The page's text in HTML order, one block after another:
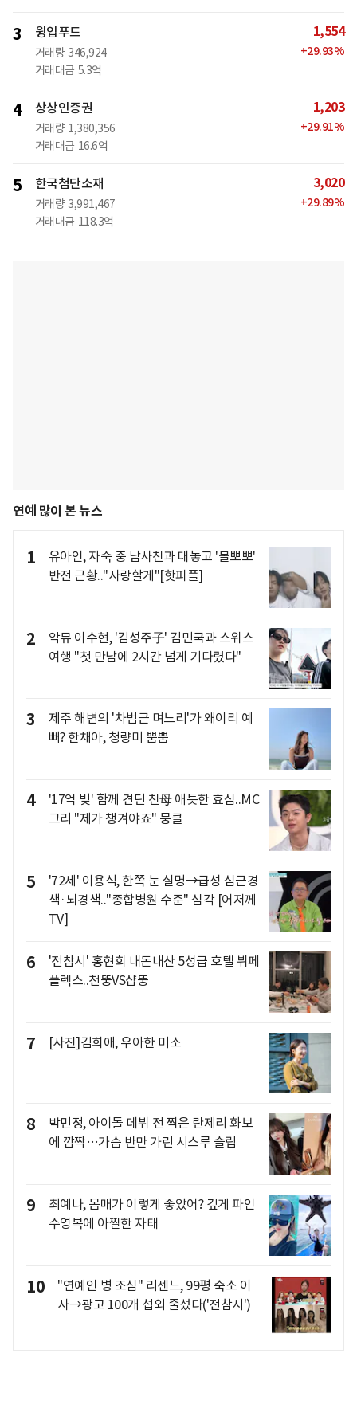
3 윙입푸드
거래량 346,924
거래대금 5.3억
1,554
+29.93%
4 상상인증권
거래량 1,380,356
거래대금 16.6억
1,203
+29.91%
5 한국첨단소재
거래량 3,991,467
거래대금 118.3억
3,020
+29.89%
연예 많이 본 뉴스
1
유아인, 자숙 중 남사친과 대놓고 '볼뽀뽀'
반전 근황.."사랑할게"[핫피플]
2
악뮤 이수현, '김성주子' 김민국과 스위스
여행 "첫 만남에 2시간 넘게 기다렸다"
3
제주 해변의 '차범근 며느리'가 왜이리 예
뻐? 한채아, 청량미 뿜뿜
4
'17억 빚' 함께 견딘 친母 애틋한 효심..MC
그리 "제가 챙겨야죠" 뭉클
5
'72세' 이용식, 한쪽 눈 실명→급성 심근경
색·뇌경색.."종합병원 수준" 심각 [어저께
TV]
6
'전참시' 홍현희 내돈내산 5성급 호텔 뷔페
플렉스..천뚱VS샵뚱
7 [사진]김희애, 우아한 미소
8
박민정, 아이돌 데뷔 전 찍은 란제리 화보
에 깜짝…가슴 반만 가린 시스루 슬립
9
최예나, 몸매가 이렇게 좋았어? 깊게 파인
수영복에 아찔한 자태
10
"연예인 병 조심" 리센느, 99평 숙소 이
사→광고 100개 섭외 줄섰다('전참시')